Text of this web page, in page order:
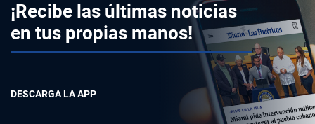
¡Recibe las últimas noticias
en tus propias manos!
DESCARGA LA APP